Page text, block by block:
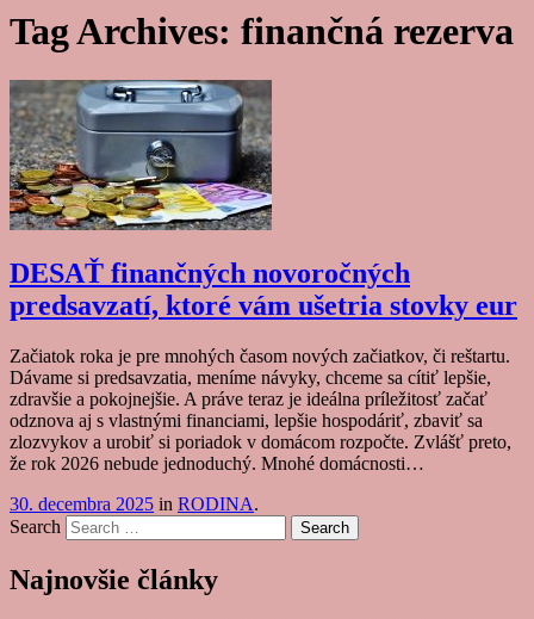
Tag Archives: finančná rezerva
DESAŤ finančných novoročných
predsavzatí, ktoré vám ušetria stovky eur
Začiatok roka je pre mnohých časom nových začiatkov, či reštartu.
Dávame si predsavzatia, meníme návyky, chceme sa cítiť lepšie,
zdravšie a pokojnejšie. A práve teraz je ideálna príležitosť začať
odznova aj s vlastnými financiami, lepšie hospodáriť, zbaviť sa
zlozvykov a urobiť si poriadok v domácom rozpočte. Zvlášť preto,
že rok 2026 nebude jednoduchý. Mnohé domácnosti…
30. decembra 2025 in RODINA.
Search
Najnovšie články